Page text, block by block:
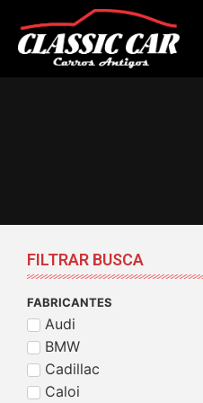
FILTRAR BUSCA
FABRICANTES
Audi
BMW
Cadillac
Caloi